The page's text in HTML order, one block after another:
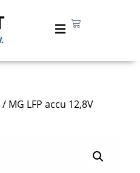
/ MG LFP accu 12,8V